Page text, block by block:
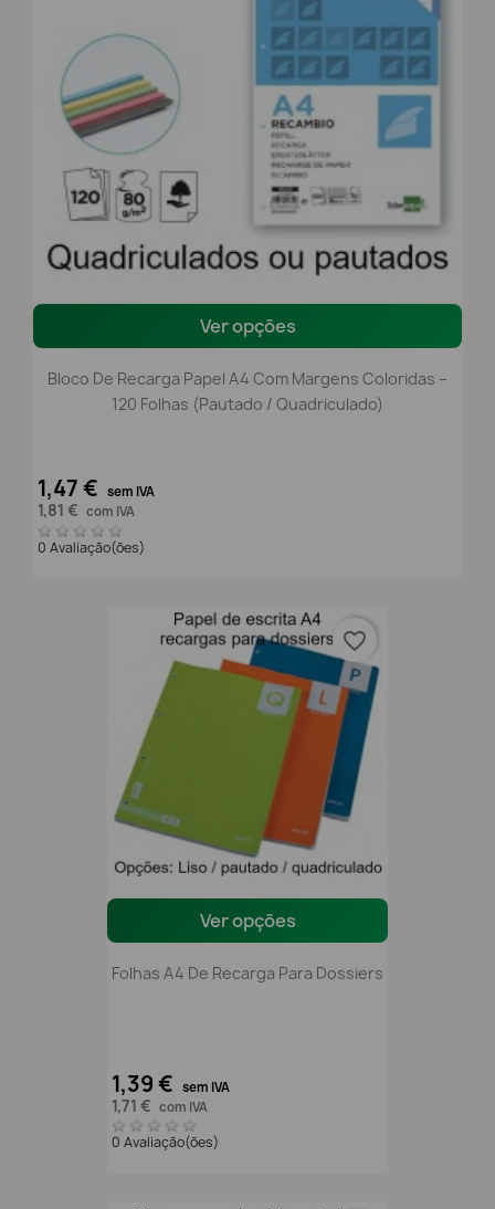
Ver opções
Bloco De Recarga Papel A4 Com Margens Coloridas –
120 Folhas (Pautado / Quadriculado)
1,47 € sem IVA
1,81 € com IVA
0 Avaliação(ões)
Ver opções
Folhas A4 De Recarga Para Dossiers
1,39 € sem IVA
1,71 € com IVA
0 Avaliação(ões)
favorite_border